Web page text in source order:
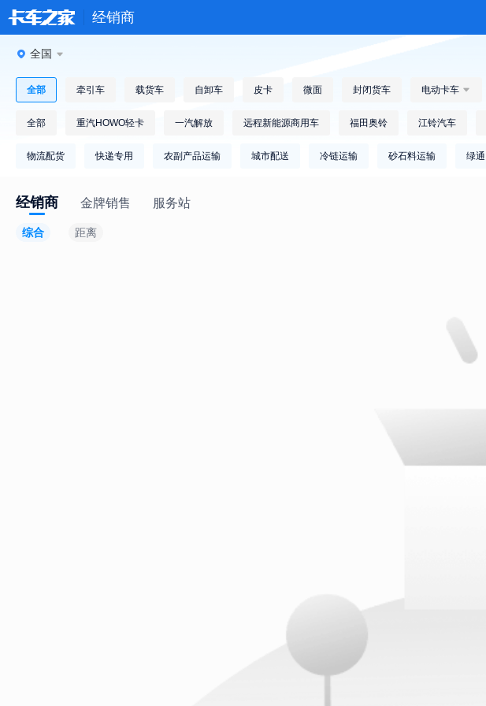
经销商
全国
全部 牵引车 载货车 自卸车 皮卡 微面 封闭货车 电动卡车 
全部 重汽HOWO轻卡 一汽解放 远程新能源商用车 福田奥铃 江铃汽车
物流配货 快递专用 农副产品运输 城市配送 冷链运输 砂石料运输 绿通
经销商 金牌销售 服务站
综合 距离